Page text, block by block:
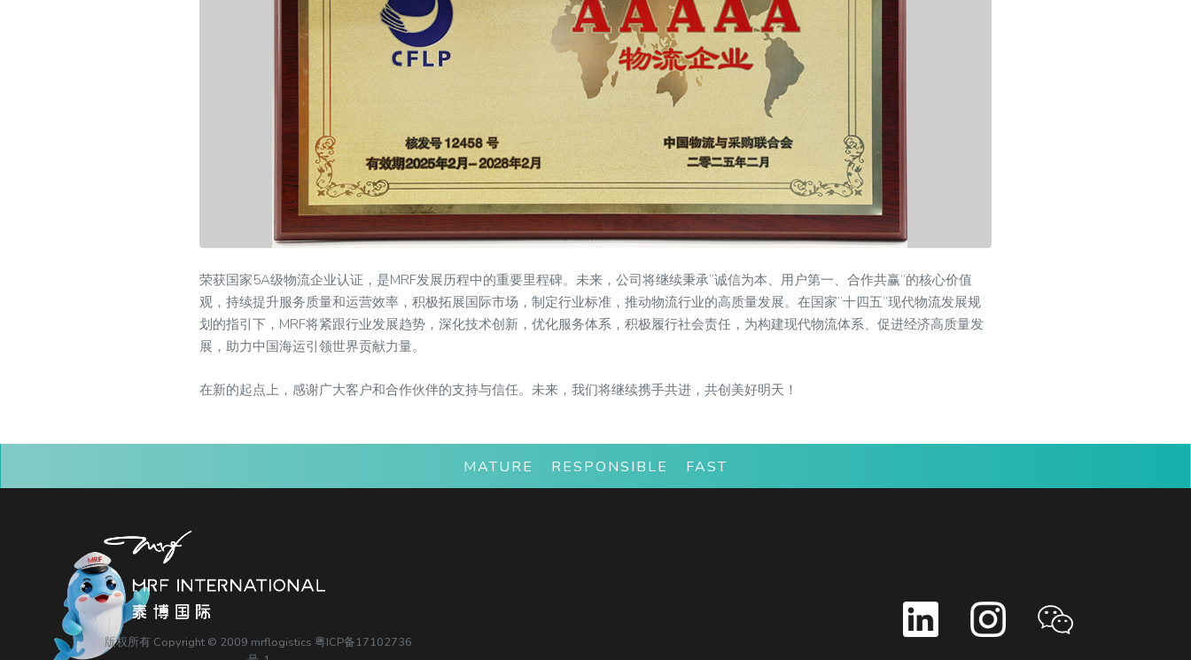
荣获国家5A级物流企业认证，是MRF发展历程中的重要里程碑。未来，公司将继续秉承“诚信为本、用户第一、合作共赢”的核心价值
观，持续提升服务质量和运营效率，积极拓展国际市场，制定行业标准，推动物流行业的高质量发展。在国家“十四五”现代物流发展规
划的指引下，MRF将紧跟行业发展趋势，深化技术创新，优化服务体系，积极履行社会责任，为构建现代物流体系、促进经济高质量发
展，助力中国海运引领世界贡献力量。
在新的起点上，感谢广大客户和合作伙伴的支持与信任。未来，我们将继续携手共进，共创美好明天！
MATURE RESPONSIBLE FAST
版权所有 Copyright © 2009 mrflogistics粤ICP备17102736